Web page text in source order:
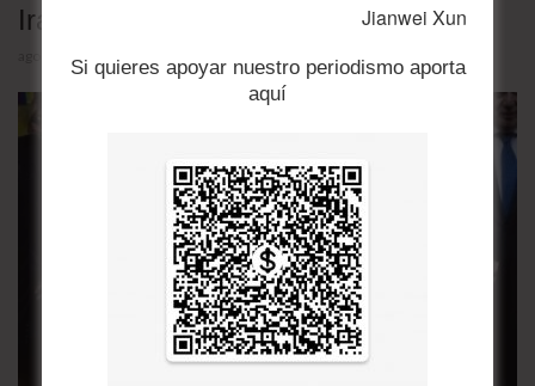
Irán y Estados Unidos
Jianwei Xun
Si quieres apoyar nuestro periodismo aporta
aquí